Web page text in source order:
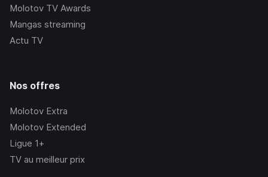
Molotov TV Awards
Mangas streaming
Actu TV
Nos offres
Molotov Extra
Molotov Extended
Ligue 1+
TV au meilleur prix